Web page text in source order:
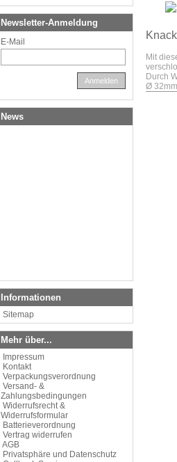
Mit
Durch
Ø 32mm
Newsletter-Anmeldung
E-Mail
Anmelden
News
Informationen
Sitemap
Mehr über...
Impressum
Kontakt
Verpackungsverordnung
Versand- &
Zahlungsbedingungen
Widerrufsrecht &
Widerrufsformular
Batterieverordnung
Vertrag widerrufen
AGB
Privatsphäre und Datenschutz